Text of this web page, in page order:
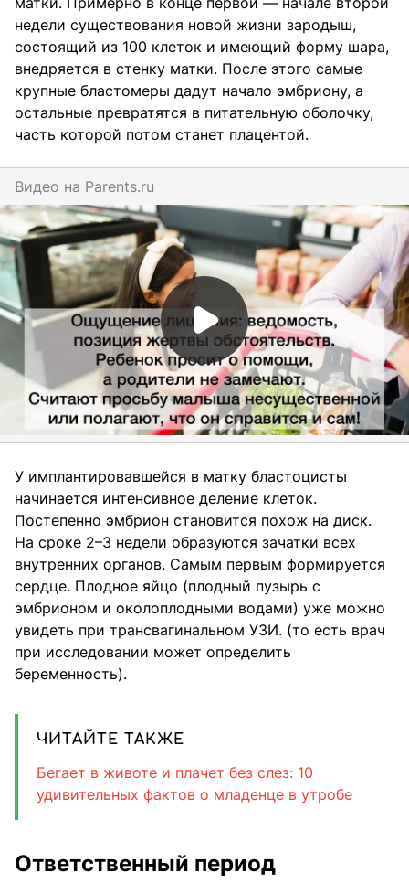
недели существования новой жизни зародыш,
состоящий из 100 клеток и имеющий форму шара,
внедряется в стенку матки. После этого самые
крупные бластомеры дадут начало эмбриону, а
остальные превратятся в питательную оболочку,
часть которой потом станет плацентой.
Видео на parents.ru
У имплантировавшейся в матку бластоцисты
начинается интенсивное деление клеток.
Постепенно эмбрион становится похож на диск.
На сроке 2–3 недели образуются зачатки всех
внутренних органов. Самым первым формируется
сердце. Плодное яйцо (плодный пузырь с
эмбрионом и околоплодными водами) уже можно
увидеть при трансвагинальном УЗИ. (то есть врач
при исследовании может определить
беременность).
ЧИТАЙТЕ ТАКЖЕ
Бегает в животе и плачет без слез: 10
удивительных фактов о младенце в утробе
Ответственный период